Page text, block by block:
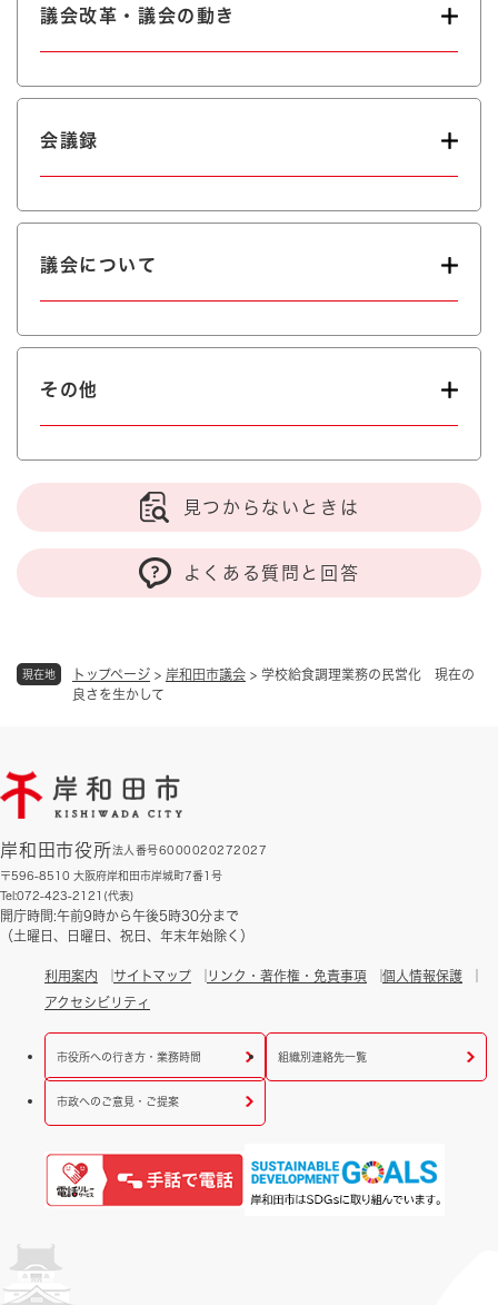
現在地 トップページ > 岸和田市議会 > 学校給食調理業務の民営化 現在の
良さを生かして
議会改革・議会の動き
会議録
議会について
その他
見つからないときは
よくある質問と回答
岸和田市役所法人番号6000020272027
〒596-8510 大阪府岸和田市岸城町7番1号
Tel:072-423-2121(代表)
開庁時間:午前9時から午後5時30分まで
（土曜日、日曜日、祝日、年末年始除く）
利用案内 サイトマップ リンク・著作権・免責事項
個人情報保護
アクセシビリティ
市役所への行き方・業務時間 組織別連絡先一覧
市政へのご意見・ご提案